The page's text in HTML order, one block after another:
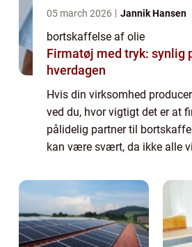
05 march 2026 Jannik Hansen
bortskaffelse af olie
Firmatøj med tryk: synlig
hverdagen
Hvis din virksomhed
ved du, hvor vigtigt det er at
pålidelig partner til
kan være svært, da ikke alle
samme kvalitetssta...